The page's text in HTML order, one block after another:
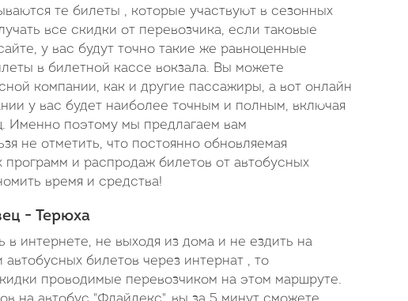
те билеты , которые участвуют в сезонных
все скидки от перевозчика, если таковые
у вас будут точно такие же равноценные
в билетной кассе вокзала. Вы можете
компании, как и другие пассажиры, а вот онлайн
у вас будет наиболее точным и полным, включая
Именно поэтому мы предлагаем вам
не отметить, что постоянно обновляемая
и распродаж билетов от автобусных
время и средства!
- Терюха
интернете, не выходя из дома и не ездить на
билетов через интернат , то
проводимые перевозчиком на этом маршруте.